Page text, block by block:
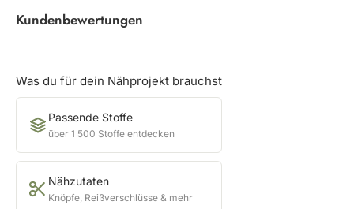
Kundenbewertungen
Was du für dein Nähprojekt brauchst
Passende Stoffe
über 1 500 Stoffe entdecken
Nähzutaten
Knöpfe, Reißverschlüsse & mehr